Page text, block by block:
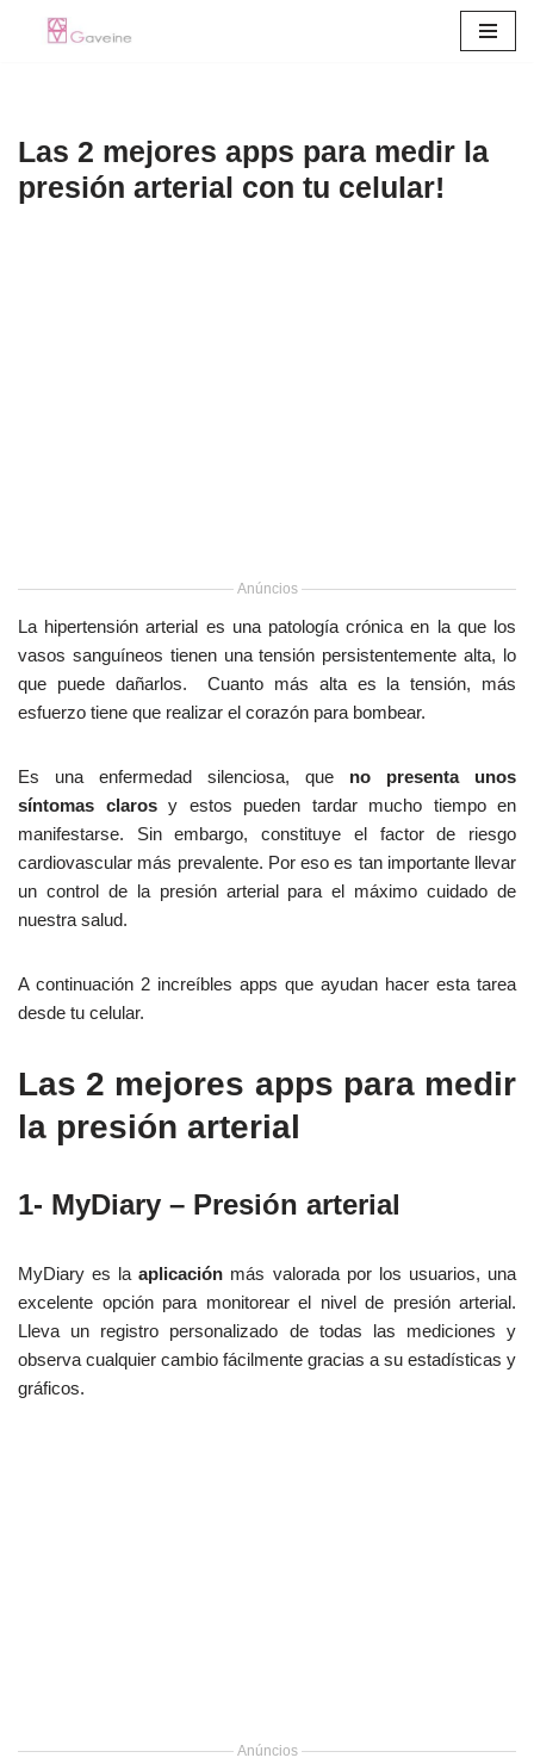
conteúdo
Las 2 mejores apps para medir la
presión arterial con tu celular!
Anúncios
La hipertensión arterial es una patología crónica en la que los
vasos sanguíneos tienen una tensión persistentemente alta, lo
que puede dañarlos. Cuanto más alta es la tensión, más
esfuerzo tiene que realizar el corazón para bombear.
Es una enfermedad silenciosa, que no presenta unos
síntomas claros y estos pueden tardar mucho tiempo en
manifestarse. Sin embargo, constituye el factor de riesgo
cardiovascular más prevalente. Por eso es tan importante llevar
un control de la presión arterial para el máximo cuidado de
nuestra salud.
A continuación 2 increíbles apps que ayudan hacer esta tarea
desde tu celular.
Las 2 mejores apps para medir
la presión arterial
1- MyDiary – Presión arterial
MyDiary es laaplicación más valorada por los usuarios, una
excelente opción para monitorear el nivel de presión arterial.
Lleva un registro personalizado de todas las mediciones y
observa cualquier cambio fácilmente gracias a su estadísticas y
gráficos.
Anúncios